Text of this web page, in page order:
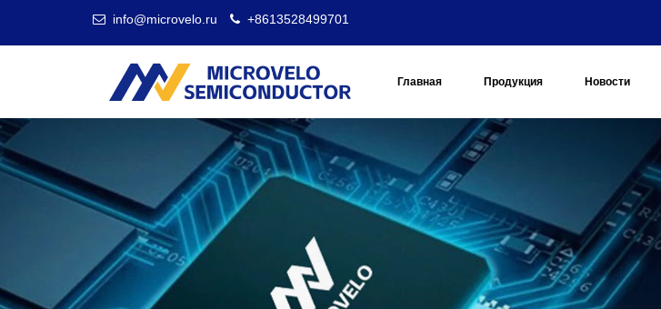
info@microvelo.ru +8613528499701
Главная Продукция Новости